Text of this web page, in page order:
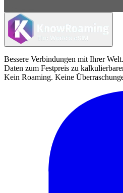
Bessere Verbindungen mit Ihrer
Daten zum Festpreis zu
Kein Roaming. Keine